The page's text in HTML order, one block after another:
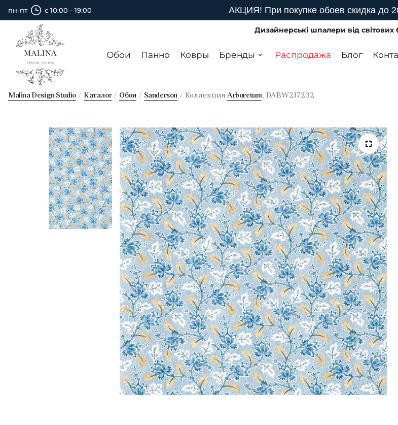
пн-пт с 10:00 - 19:00 АКЦИЯ! При покупке обоев скидка до
Дизайнерські шпалери від світових
Обои Панно Ковры Бренды Распродажа Блог
Malina Design Studio Каталог Обои Sanderson КоллекцияArboretum, DABW217232